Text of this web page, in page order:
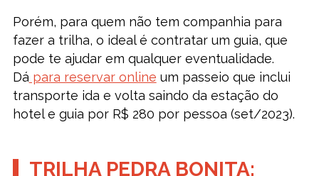
Porém, para quem não tem companhia para
fazer a trilha, o ideal é contratar um guia, que
pode te ajudar em qualquer eventualidade.
Dá para reservar online um passeio que inclui
transporte ida e volta saindo da estação do
hotel e guia por R$ 280 por pessoa (set/2023).
TRILHA PEDRA BONITA: